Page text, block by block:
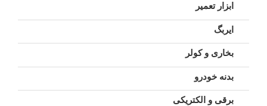
ابزار تعمیر
ایربگ
بخاری و کولر
بدنه خودرو
برقی و الکتریکی